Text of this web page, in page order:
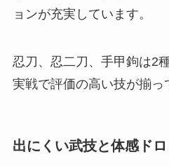
ョンが充実しています。
忍刀、忍二刀、手甲鉤は2
実戦で評価の高い技が揃っ
出にくい武技と体感ド